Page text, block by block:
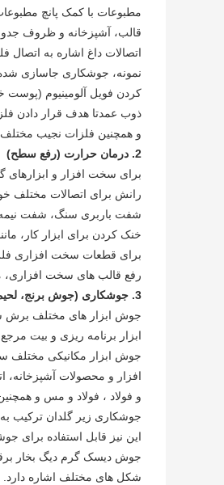
مطبوعات با کمک پانچ
قالب، آشپزخانه و ظروف
اتصالات داغ اشاره به
نمونه، جوشکاری جاسازی شده
کردن فویل آلومینیوم (پوست
ذوب عمدتا هدف قرار دادن فلز
و همچنین فلزات نجیب
2. درمان حرارت (رفع سطح)
برای سخت افزار و ابزارهای
رانش برای اتصالات مختلف
شفت باربری سنگ، شفت نیمه
خنک کردن برای ابزار کار،
برای قطعات سخت افزاری
رفع قالب های سخت افزاری،
3. جوشکاری (جوش برنج،
جوش ابزار های مختلف برش
ابزار برنامه ریزی و بیت
جوش ابزار مکانیکی مختلف
افزار و محصولات آشپزخانه،
و فولاد ، فولاد و مس و
جوشکاری زیر گلدان ترکیب
این نیز قابل استفاده برای
جوش دیسک گرم دیگ بخار
شکل های مختلف اشاره دارد.